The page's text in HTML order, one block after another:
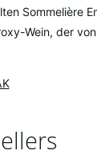
Sommelière
Wein, der